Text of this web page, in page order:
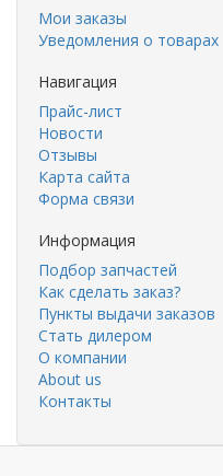
Мои заказы
Уведомления о товарах
Навигация
Прайс-лист
Новости
Отзывы
Карта сайта
Форма связи
Информация
Подбор запчастей
Как сделать заказ?
Пункты выдачи заказов
Стать дилером
О компании
About us
Контакты